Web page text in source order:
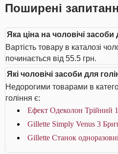
Поширені
Яка ціна на чоловічі засоби
Вартість товару в каталозі
починається від 55.5 грн.
Які чоловічі засоби для
Недорогими товарами в
гоління є:
Ефект Одеколон Трійний
Gillette Simply Venus 3
Gillette Станок